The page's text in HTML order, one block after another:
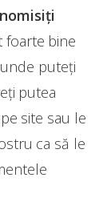
foarte bine
puteți
putea
site sau le
ca să le